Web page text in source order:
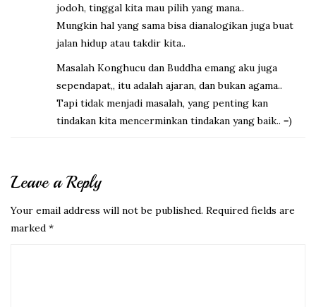
jodoh, tinggal kita mau pilih yang mana..
Mungkin hal yang sama bisa dianalogikan juga buat
jalan hidup atau takdir kita..
Masalah Konghucu dan Buddha emang aku juga
sependapat,, itu adalah ajaran, dan bukan agama..
Tapi tidak menjadi masalah, yang penting kan
tindakan kita mencerminkan tindakan yang baik.. =)
Leave a Reply
Your email address will not be published. Required fields are
marked *